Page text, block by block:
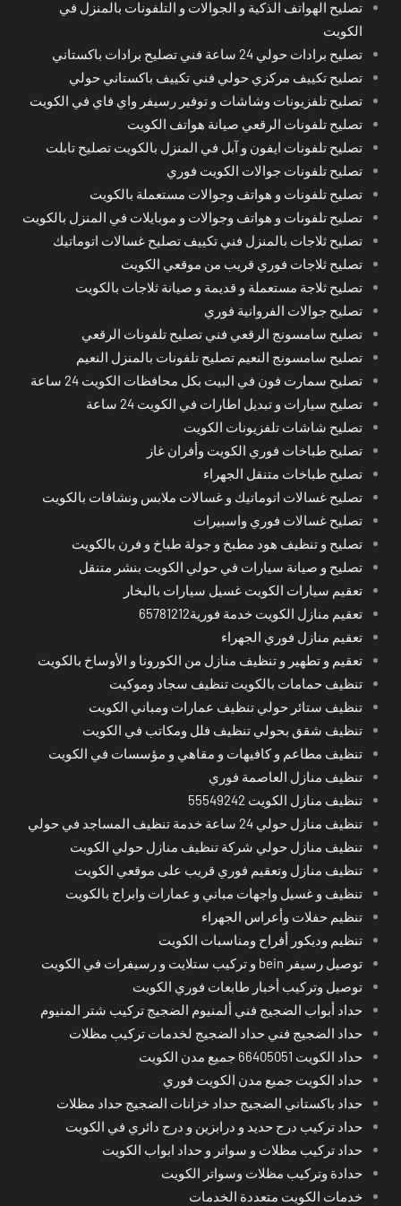
تصليح الهواتف الذكية و الجوالات و التلفونات بالمنزل في
الكويت
تصليح برادات حولي 24 ساعة فني تصليح برادات باكستاني
تصليح تكييف مركزي حولي فني تكييف باكستاني حولي
تصليح تلفزيونات وشاشات و توفير رسيفر واي فاي في الكويت
تصليح تلفونات الرقعي صيانة هواتف الكويت
تصليح تلفونات ايفون و آبل في المنزل بالكويت تصليح تابلت
تصليح تلفونات جوالات الكويت فوري
تصليح تلفونات و هواتف وجوالات مستعملة بالكويت
تصليح تلفونات و هواتف وجوالات و موبايلات في المنزل بالكويت
تصليح ثلاجات بالمنزل فني تكييف تصليح غسالات اتوماتيك
تصليح ثلاجات فوري قريب من موقعي الكويت
تصليح ثلاجة مستعملة و قديمة و صيانة ثلاجات بالكويت
تصليح جوالات الفروانية فوري
تصليح سامسونج الرقعي فني تصليح تلفونات الرقعي
تصليح سامسونج النعيم تصليح تلفونات بالمنزل النعيم
تصليح سمارت فون في البيت بكل محافظات الكويت 24 ساعة
تصليح سيارات و تبديل اطارات في الكويت 24 ساعة
تصليح شاشات تلفزيونات الكويت
تصليح طباخات فوري الكويت وأفران غاز
تصليح طباخات متنقل الجهراء
تصليح غسالات اتوماتيك و غسالات ملابس ونشافات بالكويت
تصليح غسالات فوري واسبيرات
تصليح و تنظيف هود مطبخ و جولة طباخ و فرن بالكويت
تصليح و صيانة سيارات في حولي الكويت بنشر متنقل
تعقيم سيارات الكويت غسيل سيارات بالبخار
تعقيم منازل الكويت خدمة فورية65781212
تعقيم منازل فوري الجهراء
تعقيم و تطهير و تنظيف منازل من الكورونا و الأوساخ بالكويت
تنظيف حمامات بالكويت تنظيف سجاد وموكيت
تنظيف ستائر حولي تنظيف عمارات ومباني الكويت
تنظيف شقق بحولي تنظيف فلل ومكاتب في الكويت
تنظيف مطاعم و كافيهات و مقاهي و مؤسسات في الكويت
تنظيف منازل العاصمة فوري
تنظيف منازل الكويت 55549242
تنظيف منازل حولي 24 ساعة خدمة تنظيف المساجد في حولي
تنظيف منازل حولي شركة تنظيف منازل حولي الكويت
تنظيف منازل وتعقيم فوري قريب على موقعي الكويت
تنظيف و غسيل واجهات مباني و عمارات وابراج بالكويت
تنظيم حفلات وأعراس الجهراء
تنظيم وديكور أفراح ومناسبات الكويت
توصيل رسيفر bein و تركيب ستلايت و رسيفرات في الكويت
توصيل وتركيب أخبار طابعات فوري الكويت
حداد أبواب الضجيج فني ألمنيوم الضجيج تركيب شتر المنيوم
حداد الضجيج فني حداد الضجيج لخدمات تركيب مظلات
حداد الكويت 66405051 جميع مدن الكويت
حداد الكويت جميع مدن الكويت فوري
حداد باكستاني الضجيج حداد خزانات الضجيج حداد مظلات
حداد تركيب درج حديد و درابزين و درج دائري في الكويت
حداد تركيب مظلات و سواتر و حداد ابواب الكويت
حدادة وتركيب مظلات وسواتر الكويت
خدمات الكويت متعددة الخدمات